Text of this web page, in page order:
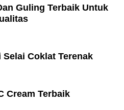
Guling Terbaik Untuk
Selai Coklat Terenak
Cream Terbaik